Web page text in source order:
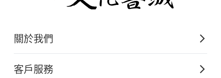
關於我們
佛光山文化出版的起源
客戶服務